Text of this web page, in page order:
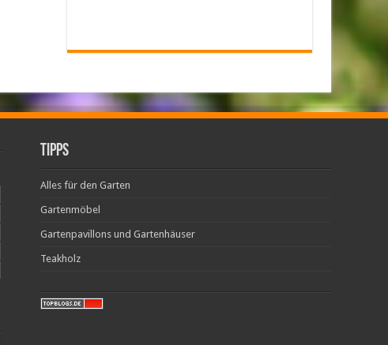
Tipps
Alles für den Garten
Gartenmöbel
Gartenpavillons und Gartenhäuser
Teakholz